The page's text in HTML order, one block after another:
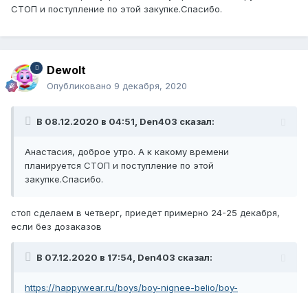
СТОП и поступление по этой закупке.Спасибо.
Dewolt
Опубликовано 9 декабря, 2020
В 08.12.2020 в 04:51, Den403 сказал:
Анастасия, доброе утро. А к какому времени
планируется СТОП и поступление по этой
закупке.Спасибо.
стоп сделаем в четверг, приедет примерно 24-25 декабря,
если без дозаказов
В 07.12.2020 в 17:54, Den403 сказал:
https://happywear.ru/boys/boy-nignee-belio/boy-